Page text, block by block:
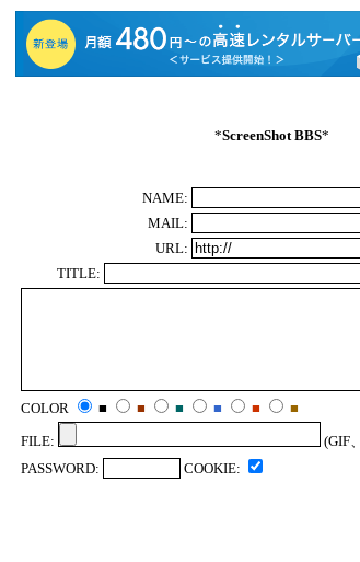
*ScreenShot BBS*
NAME:
MAIL:
URL:
TITLE:
COLOR ■ ■ ■ ■ ■
■
FILE:
(GIF
PASSWORD:
COOKIE: